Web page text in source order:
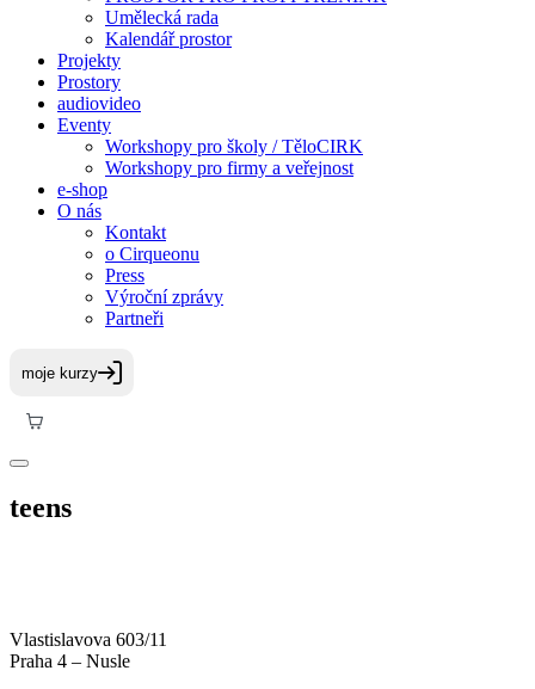
Umělecká rada
Kalendář prostor
Projekty
Prostory
audiovideo
Eventy
Workshopy pro školy / TěloCIRK
Workshopy pro firmy a veřejnost
e-shop
O nás
Kontakt
o Cirqueonu
Press
Výroční zprávy
Partneři
teens
Vlastislavova 603/11
Praha 4 – Nusle